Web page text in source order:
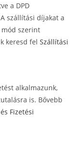
a DPD
szállítási díjakat a
szerint
keresd fel Szállítási
alkalmazunk,
is. Bővebb
Fizetési